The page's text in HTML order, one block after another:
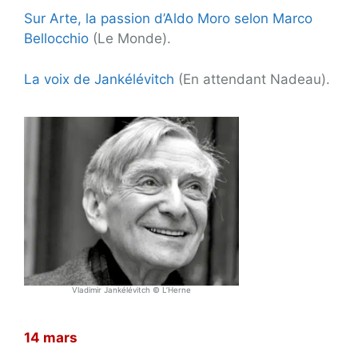
Sur Arte, la passion d’Aldo Moro selon Marco
Bellocchio (Le Monde).
La voix de Jankélévitch (En attendant Nadeau).
Vladimir Jankélévitch © L’Herne
14 mars